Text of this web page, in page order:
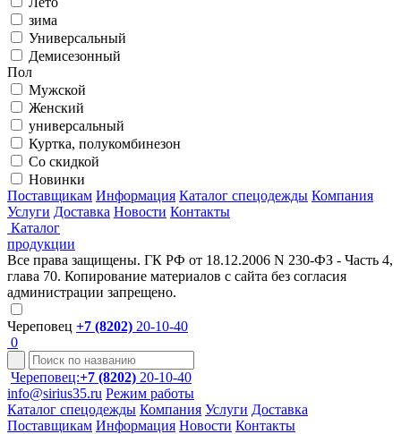
зима
Универсальный
Демисезонный
Пол
Мужской
Женский
универсальный
Куртка, полукомбинезон
Со скидкой
Новинки
Поставщикам Информация Каталог спецодежды Компания
Услуги Доставка Новости Контакты
Каталог
продукции
Все права защищены. ГК РФ от 18.12.2006 N 230-ФЗ - Часть 4,
глава 70. Копирование материалов с сайта без согласия
администрации запрещено.
Череповец +7 (8202) 20-10-40
0
Череповец:+7 (8202) 20-10-40
info@sirius35.ru Режим работы
Каталог спецодежды Компания Услуги Доставка
Поставщикам Информация Новости Контакты